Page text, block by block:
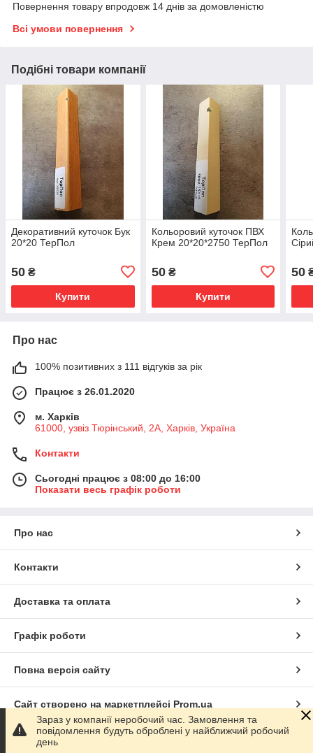
Повернення товару впродовж 14 днів за домовленістю
Всі умови повернення
Подібні товари компанії
Декоративний куточок Бук
20*20 ТерПол
50 ₴
Купити
Кольоровий куточок ПВХ
Крем 20*20*2750 ТерПол
50₴
Купити
50
Про нас
100% позитивних з 111 відгуків за рік
Працює з 26.01.2020
м. Харків
61000, узвіз Тюрінський, 2А, Харків, Україна
Контакти
Сьогодні працює з 08:00 до 16:00
Показати весь графік роботи
Про нас
Контакти
Доставка та оплата
Графік роботи
Повна версія сайту
Сайт створено на маркетплейсі Prom.ua
Політика конфіденційності
Зараз у компанії неробочий час. Замовлення та
повідомлення будуть оброблені у найближчий робочий
день